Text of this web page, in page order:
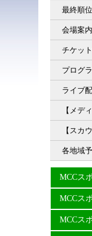
最終順
会場案内
チケッ
プログ
ライブ
【メデ
【スカ
各地域
MCCス
MCCス
MCCス